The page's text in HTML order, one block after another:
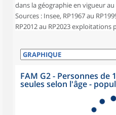
dans la géographie en vigueur
Sources : Insee, RP1967 au
RP2012 au RP2023 exploitations
FAM G2 - Personnes de
seules selon l'âge -